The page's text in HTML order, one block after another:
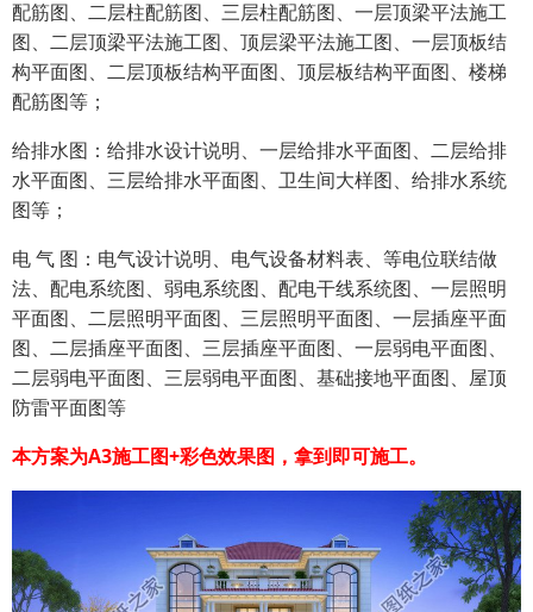
配筋图、二层柱配筋图、三层柱配筋图、一层顶梁平法施工
图、二层顶梁平法施工图、顶层梁平法施工图、一层顶板结
构平面图、二层顶板结构平面图、顶层板结构平面图、楼梯
配筋图等；
给排水图：给排水设计说明、一层给排水平面图、二层给排
水平面图、三层给排水平面图、卫生间大样图、给排水系统
图等；
电 气 图：电气设计说明、电气设备材料表、等电位联结做
法、配电系统图、弱电系统图、配电干线系统图、一层照明
平面图、二层照明平面图、三层照明平面图、一层插座平面
图、二层插座平面图、三层插座平面图、一层弱电平面图、
二层弱电平面图、三层弱电平面图、基础接地平面图、屋顶
防雷平面图等
本方案为A3施工图+彩色效果图，拿到即可施工。